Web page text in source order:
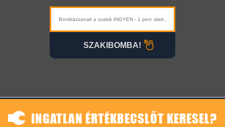
SZAKIBOMBA!
INGATLAN ÉRTÉKBECSLŐT KERESEL?